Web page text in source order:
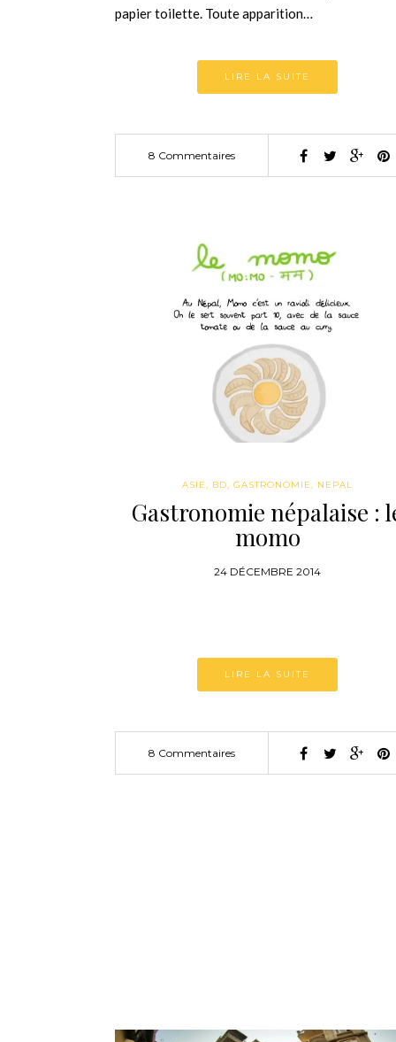
papier toilette. Toute apparition…
LIRE LA SUITE
8 Commentaires
ASIE, BD, GASTRONOMIE, NEPAL
Gastronomie népalaise :
momo
24 DÉCEMBRE 2014
LIRE LA SUITE
8 Commentaires